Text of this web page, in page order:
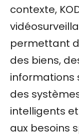
contexte,
permettant
des biens,
informations
des
intelligents
aux besoins